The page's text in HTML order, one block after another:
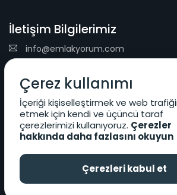
İletişim Bilgilerimiz
info@emlakyorum.com
E-Mail Bülteni
Kullanıcı Sözleşmesi
KVKK Koşulları
2026 © Emlakyorum
Çerez kullanımı
İçeriği kişiselleştirmek ve web
etmek için kendi ve üçüncü taraf
çerezlerimizi kullanıyoruz. Çerezler
hakkında daha fazlasını okuyun
Çerezleri kabul et